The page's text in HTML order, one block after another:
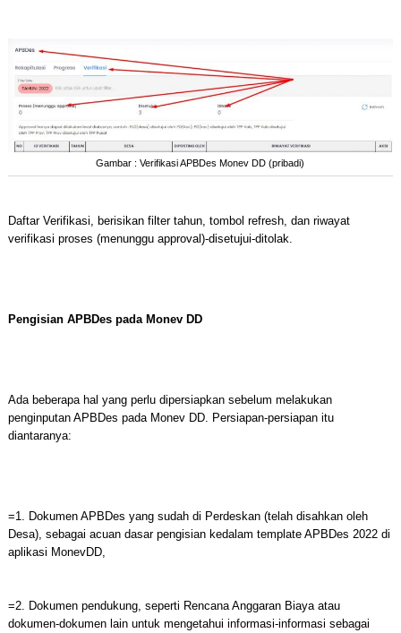
Gambar : Verifikasi APBDes Monev DD (pribadi)
Daftar Verifikasi, berisikan filter tahun, tombol refresh, dan riwayat
verifikasi proses (menunggu approval)-disetujui-ditolak.
Pengisian APBDes pada Monev DD
Ada beberapa hal yang perlu dipersiapkan sebelum melakukan
penginputan APBDes pada Monev DD. Persiapan-persiapan itu
diantaranya:
=1. Dokumen APBDes yang sudah di Perdeskan (telah disahkan oleh
Desa), sebagai acuan dasar pengisian kedalam template APBDes 2022 di
aplikasi MonevDD,
=2. Dokumen pendukung, seperti Rencana Anggaran Biaya atau
dokumen-dokumen lain untuk mengetahui informasi-informasi sebagai